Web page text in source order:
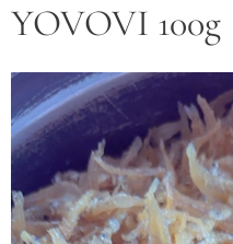
YOVOVI 100g